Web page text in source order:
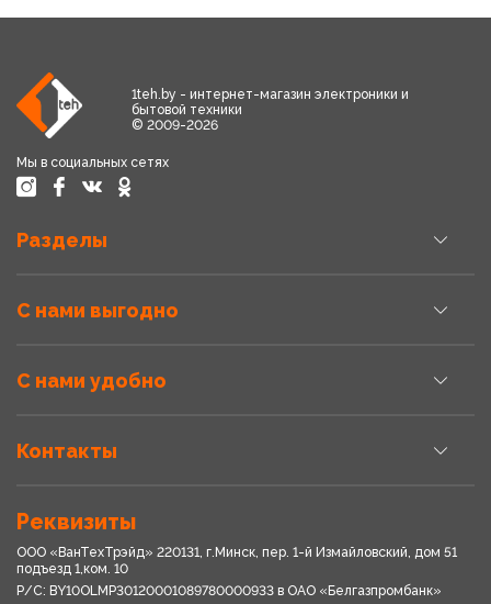
1teh.by - интернет-магазин электроники и
бытовой техники
© 2009-2026
Мы в социальных сетях
Разделы
С нами выгодно
С нами удобно
Контакты
Реквизиты
ООО «ВанТехТрэйд» 220131, г.Минск, пер. 1-й Измайловский, дом 51
подъезд 1,ком. 10
Р/С: BY10OLMP30120001089780000933 в OАО «Белгазпромбанк»